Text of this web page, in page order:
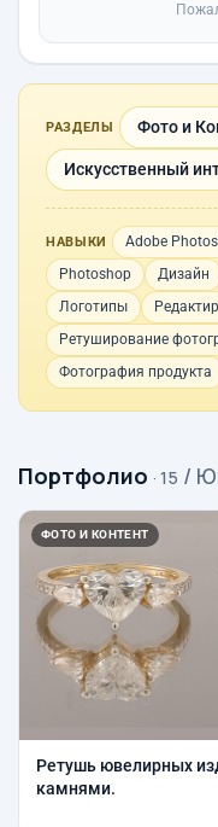
РАЗДЕЛЫ Фото и
Искусственный
НАВЫКИ Adobe
Photoshop
Дизайн
Логотипы
Ретуширование
Фотография продукта
Портфолио · 15 /
ФОТО И КОНТЕНТ
Ретушь ювелирных
камнями.